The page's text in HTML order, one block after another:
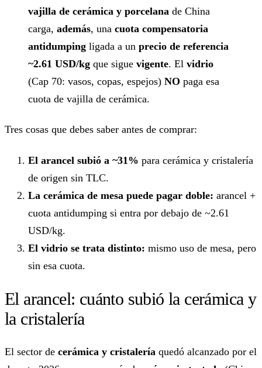
vajilla de cerámica y porcelana de China
carga, además, una cuota compensatoria
antidumping ligada a un precio de referencia
~2.61 USD/kg que sigue vigente. El vidrio
(Cap 70: vasos, copas, espejos) NO paga esa
cuota de vajilla de cerámica.
Tres cosas que debes saber antes de comprar:
El arancel subió a ~31% para cerámica y cristalería
de origen sin TLC.
La cerámica de mesa puede pagar doble: arancel +
cuota antidumping si entra por debajo de ~2.61
USD/kg.
El vidrio se trata distinto: mismo uso de mesa, pero
sin esa cuota.
El arancel: cuánto subió la cerámica y
la cristalería
El sector de cerámica y cristalería quedó alcanzado por el